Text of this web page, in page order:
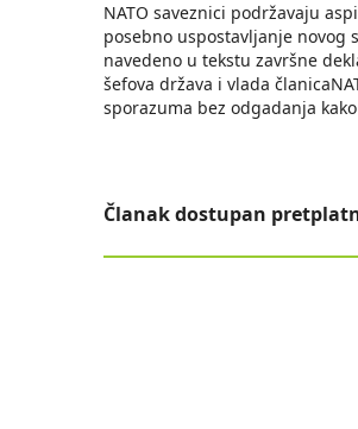
NATO saveznici podržavaju
posebno uspostavljanje novog
navedeno u tekstu završne
šefova država i vlada
sporazuma bez odgadanja
Članak dostupan